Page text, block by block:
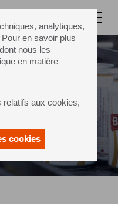
analytiques,
en savoir plus
nous les
en matière
relatifs aux cookies,
cookies